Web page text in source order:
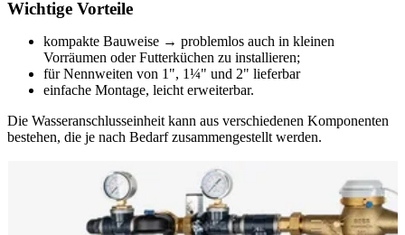
Wichtige Vorteile
kompakte Bauweise → problemlos auch in kleinen
Vorräumen oder Futterküchen zu installieren;
für Nennweiten von 1", 1¼" und 2" lieferbar
einfache Montage, leicht erweiterbar.
Die Wasseranschlusseinheit kann aus verschiedenen Komponenten
bestehen, die je nach Bedarf zusammengestellt werden.